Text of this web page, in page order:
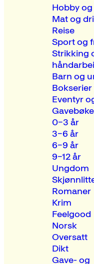
Hobby
Mat og
Reise
Sport og
Strikking
Barn og
Eventyr
0–3 år
3–6 år
6–9 år
9–12 år
Ungdom
Romaner
Krim
Feelgood
Norsk
Oversatt
Dikt
Gave- og